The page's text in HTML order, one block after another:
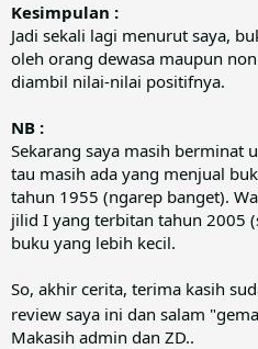
Kesimpulan :
Jadi sekali lagi menurut saya,
oleh orang dewasa maupun
diambil nilai-nilai positifnya.
NB :
Sekarang saya masih berminat
tau masih ada yang menjual
tahun 1955 (ngarep banget).
jilid I yang terbitan tahun 2005
buku yang lebih kecil.
So, akhir cerita, terima kasih
review saya ini dan salam
Makasih admin dan ZD..